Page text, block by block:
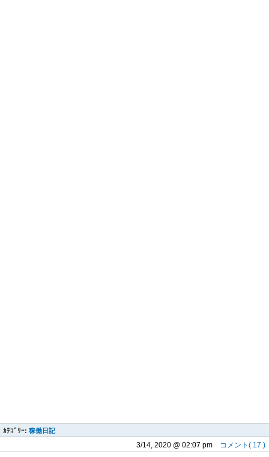
ｶﾃｺﾞﾘｰ: 稼働日記
3/14, 2020 @ 02:07 pm コメント( 17 )